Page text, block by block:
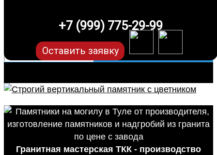
+7 (999) 775-29-99
Оставить заявку
Гранитная мастерская ТКК - производство